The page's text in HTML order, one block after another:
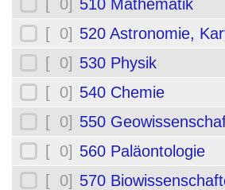
[ 0]
510 Mathematik
[ 0] 520 Astronomie,
[ 0] 530 Physik
[ 0] 540 Chemie
[ 0] 550
[ 0] 560 Paläontologie
[ 0] 570